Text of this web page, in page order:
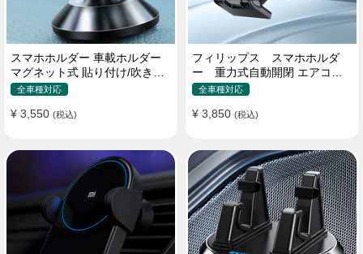
スマホホルダー 車載ホルダー
マグネット式 貼り付け/吹き出
し口 合金 多機種対応
全車種対応
¥ 3,550 (税込)
フィリップス スマホホルダ
ー 重力式自動開閉 エアコン
吹き出し口用 クリップ式 車
全車種対応
¥ 3,850 (税込)